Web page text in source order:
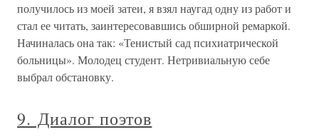
получилось из моей затеи, я взял наугад одну из работ и
стал ее читать, заинтересовавшись обширной ремаркой.
Начиналась она так: «Тенистый сад психиатрической
больницы». Молодец студент. Нетривиальную себе
выбрал обстановку.
9. Диалог поэтов